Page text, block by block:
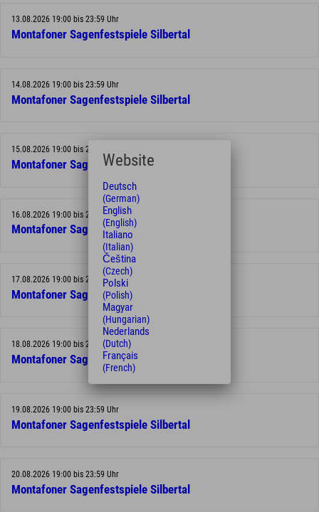
13.08.2026 19:00 bis 23:59 Uhr
Montafoner Sagenfestspiele Silbertal
14.08.2026 19:00 bis 23:59 Uhr
Montafoner Sagenfestspiele Silbertal
15.08.2026 19:00 bis 23:59 Uhr
Montafoner Sagenfestspiele Silbertal
16.08.2026 19:00 bis 23:59 Uhr
Montafoner Sagenfestspiele Silbertal
17.08.2026 19:00 bis 23:59 Uhr
Montafoner Sagenfestspiele Silbertal
18.08.2026 19:00 bis 23:59 Uhr
Montafoner Sagenfestspiele Silbertal
19.08.2026 19:00 bis 23:59 Uhr
Montafoner Sagenfestspiele Silbertal
20.08.2026 19:00 bis 23:59 Uhr
Montafoner Sagenfestspiele Silbertal
Website
Deutsch
(German)
English
(English)
Italiano
(Italian)
Čeština
(Czech)
Polski
(Polish)
Magyar
(Hungarian)
Nederlands
(Dutch)
Français
(French)